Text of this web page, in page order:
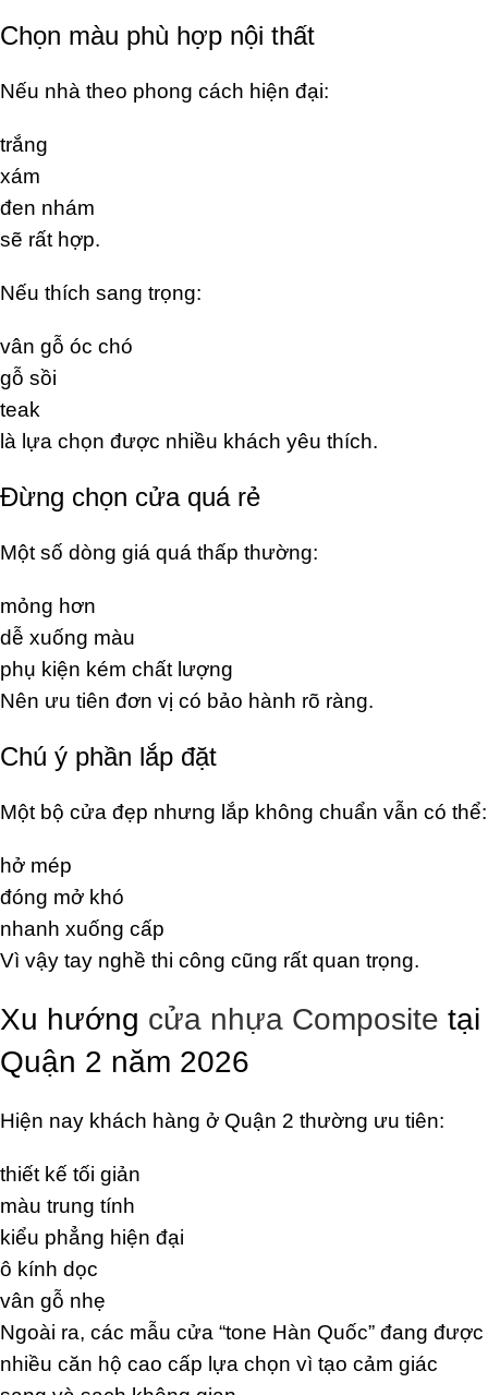
Chọn màu phù hợp nội thất
Nếu nhà theo phong cách hiện đại:
trắng
xám
đen nhám
sẽ rất hợp.
Nếu thích sang trọng:
vân gỗ óc chó
gỗ sồi
teak
là lựa chọn được nhiều khách yêu thích.
Đừng chọn cửa quá rẻ
Một số dòng giá quá thấp thường:
mỏng hơn
dễ xuống màu
phụ kiện kém chất lượng
Nên ưu tiên đơn vị có bảo hành rõ ràng.
Chú ý phần lắp đặt
Một bộ cửa đẹp nhưng lắp không chuẩn vẫn có thể:
hở mép
đóng mở khó
nhanh xuống cấp
Vì vậy tay nghề thi công cũng rất quan trọng.
Xu hướng cửa nhựa Composite tại
Quận 2 năm 2026
Hiện nay khách hàng ở Quận 2 thường ưu tiên:
thiết kế tối giản
màu trung tính
kiểu phẳng hiện đại
ô kính dọc
vân gỗ nhẹ
Ngoài ra, các mẫu cửa “tone Hàn Quốc” đang được
nhiều căn hộ cao cấp lựa chọn vì tạo cảm giác